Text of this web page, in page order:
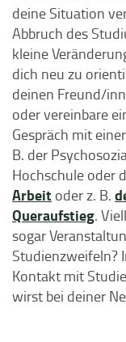
deine Situation
Abbruch des
kleine
dich neu zu
deinen Freund/
oder vereinbare
Gespräch mit
B. der
Hochschule oder
Arbeit oder z. B.
Queraufstieg.
sogar
Studienzweifeln?
Kontakt mit
wirst bei deiner